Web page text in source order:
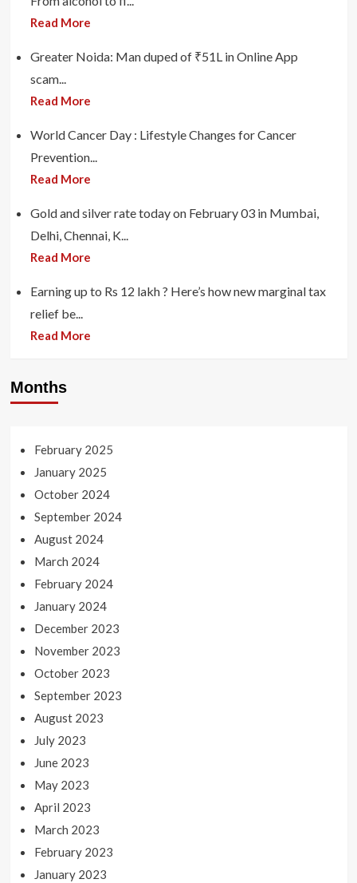
Read More
Greater Noida: Man duped of ₹51L in Online App
scam...
Read More
World Cancer Day : Lifestyle Changes for Cancer
Prevention...
Read More
Gold and silver rate today on February 03 in Mumbai,
Delhi, Chennai, K...
Read More
Earning up to Rs 12 lakh ? Here’s how new marginal tax
relief be...
Read More
Months
February 2025
January 2025
October 2024
September 2024
August 2024
March 2024
February 2024
January 2024
December 2023
November 2023
October 2023
September 2023
August 2023
July 2023
June 2023
May 2023
April 2023
March 2023
February 2023
January 2023